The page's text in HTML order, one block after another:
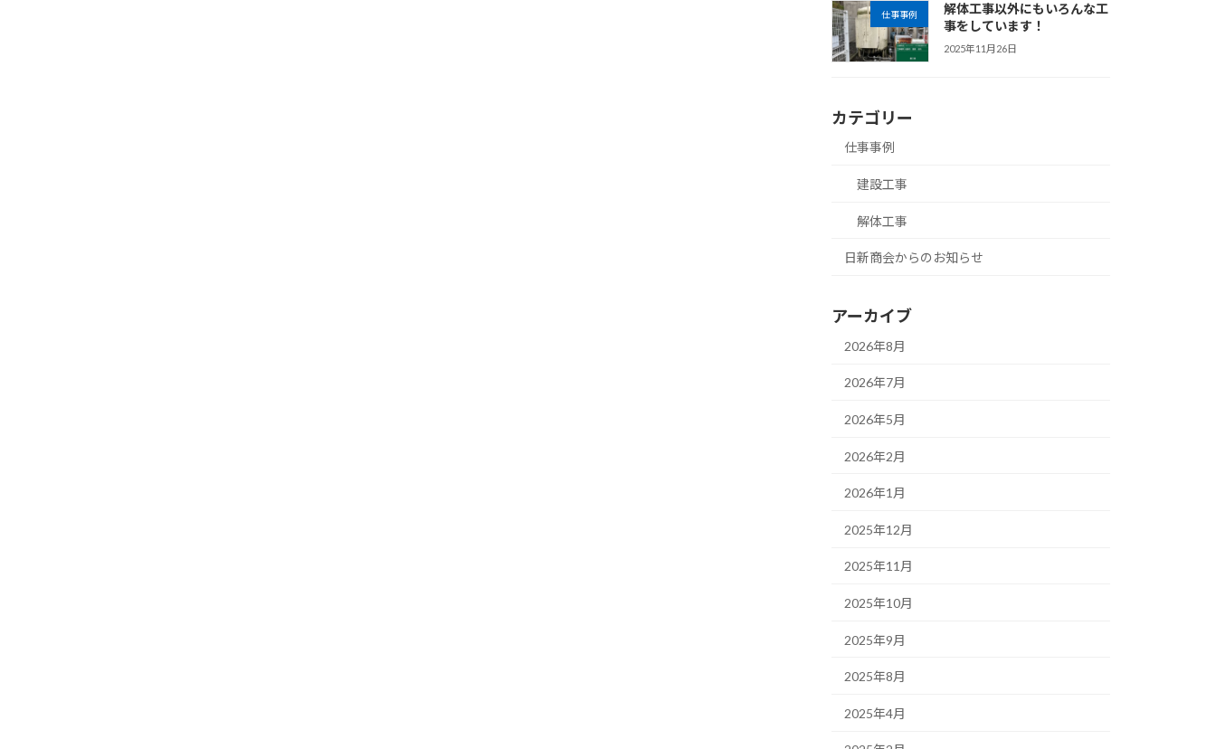
仕事事例
解体工事以外にもいろんな工
事をしています！
2025年11月26日
カテゴリー
仕事事例
建設工事
解体工事
日新商会からのお知らせ
アーカイブ
2026年8月
2026年7月
2026年5月
2026年2月
2026年1月
2025年12月
2025年11月
2025年10月
2025年9月
2025年8月
2025年4月